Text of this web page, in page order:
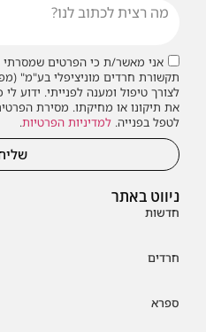
ניווט באתר
חדשות
חרדים
ספרא
אני מאשר/ת כי הפרטים שמסרתי
תקשורת חרדים מוניציפלי בע"מ"
לצורך טיפול ומענה לפנייתי. ידוע
את תיקונו או מחיקתו. מסירת
לטפל בפנייה. למדיניות הפרטיות.